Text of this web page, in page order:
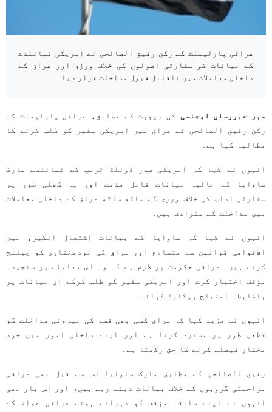
عراقی پارلیمنٹ کے رکن رفیق الصالحی نے امریکی نمائندے
کے بیانات کو سفارتی اصولوں کی خلاف ورزی اور عراق کے
داخلی معاملات میں ناقابل قبول مداخلت قرار دیا۔
مہر خبررساں ایجنسی کی رپورٹ کے مطابق، عراقی پارلیمنٹ کے
رکن رفیق الصالحی نے عراق میں امریکی سفیر کو طلب کرنے کا
مطالبہ کیا ہے۔
انہوں نے کہا کہ امریکی صدر ڈونلڈ ٹرمپ کے نمائندے مارک
ساوایا کے حالیہ بیانات قابل مذمت اور یہ کھلی طور پر
سفارتی آداب کی خلاف ورزی کے ساتھ ساتھ عراق کے داخلی معاملات
میں مداخلت کے مترادف ہیں۔
انہوں نے کہا کہ ساوایا کے بیانات اشتعال انگیز، بین
الاقوامی قوانین سے متصادم اور عراق کی خودمختاری کو چیلنج
کرتے ہیں۔ عراقی حکومت پر لازم ہے کہ وہ اس معاملے پر سنجیدہ
مؤقف اختیار کرے اور امریکی سفیر کو طلب کرکے ان بیانات پر
باضابطہ احتجاج ریکارڈ کرائے۔
انہوں نے مزید کہا کہ عراق کسی بھی قسم کی بیرونی مداخلت کو
قطعی طور پر مسترد کرتا ہے اور اپنے داخلی امور میں خود
مختار فیصلے کرنے کا حق رکھتا ہے۔
رفیق الصالحی کے مطابق مارک ساوایا اس سے قبل بھی عراقی
مزاحمتی گروہوں کے خلاف بیانات دیتے رہے ہیں، اور اس بار بھی
انہوں نے اپنے سابقہ مؤقف کو دہراتے ہوئے عراقی عوام کے